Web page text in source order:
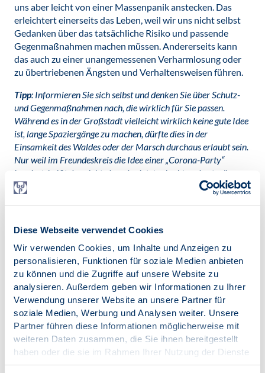
Diese Webseite verwendet Cookies
Wir verwenden Cookies, um Inhalte und Anzeigen zu
personalisieren, Funktionen für soziale Medien anbieten
zu können und die Zugriffe auf unsere Website zu
analysieren. Außerdem geben wir Informationen zu Ihrer
Verwendung unserer Website an unsere Partner für
soziale Medien, Werbung und Analysen weiter. Unsere
Partner führen diese Informationen möglicherweise mit
weiteren Daten zusammen, die Sie ihnen bereitgestellt
haben oder die sie im Rahmen Ihrer Nutzung der Dienste
gesammelt haben.
uns aber leicht von einer Massenpanik anstecken. Das
erleichtert einerseits das Leben, weil wir uns nicht selbst
Gedanken über das tatsächliche Risiko und passende
Gegenmaßnahmen machen müssen. Andererseits kann
das auch zu einer unangemessenen Verharmlosung oder
zu übertriebenen Ängsten und Verhaltensweisen führen.
Tipp: Informieren Sie sich selbst und denken Sie über Schutz-
und Gegenmaßnahmen nach, die wirklich für Sie passen.
Während es in der Großstadt vielleicht wirklich keine gute Idee
ist, lange Spaziergänge zu machen, dürfte dies in der
Einsamkeit des Waldes oder der Marsch durchaus erlaubt sein.
Nur weil im Freundeskreis die Idee einer „Corona-Party“
kursiert, heißt das nicht, dass das jetzt erlaubt und gut wäre.
Benützen Sie Ihren eigenen Verstand – es geht schließlich auch
Angst ist eine Emotion. Und bei starken Gefühlen können
wir nicht klar denken. Wer sehr starke Ängste vor einer
Erkrankung entwickelt, wird nicht unbedingt klar und
logisch denken. Daher kommt es zu sinnlosen oder
kontraproduktiven Verhaltensweisen. Dazu gehört es z. B.,
Menschen mit chinesischem Aussehen zu meiden oder
große Vorräte von Lebensmitteln anzulegen, die man
wahrscheinlich später entsorgen wird, weil man sie gar
nicht mag.